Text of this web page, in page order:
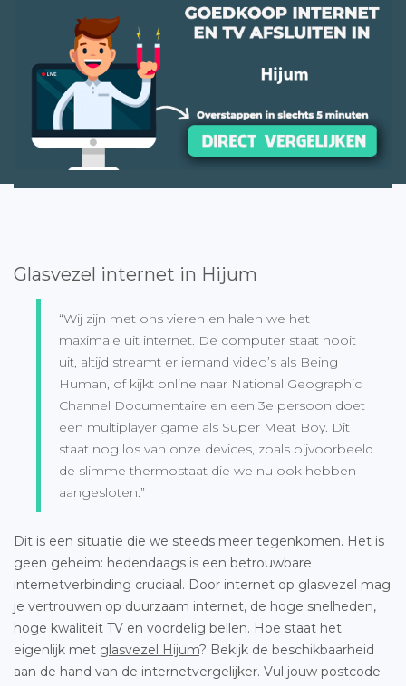
Glasvezel internet in Hijum
“Wij zijn met ons vieren en halen we het
maximale uit internet. De computer staat nooit
uit, altijd streamt er iemand video’s als Being
Human, of kijkt online naar National Geographic
Channel Documentaire en een 3e persoon doet
een multiplayer game als Super Meat Boy. Dit
staat nog los van onze devices, zoals bijvoorbeeld
de slimme thermostaat die we nu ook hebben
aangesloten.”
Dit is een situatie die we steeds meer tegenkomen. Het is
geen geheim: hedendaags is een betrouwbare
internetverbinding cruciaal. Door internet op glasvezel mag
je vertrouwen op duurzaam internet, de hoge snelheden,
hoge kwaliteit TV en voordelig bellen. Hoe staat het
eigenlijk met glasvezel Hijum? Bekijk de beschikbaarheid
aan de hand van de internetvergelijker. Vul jouw postcode